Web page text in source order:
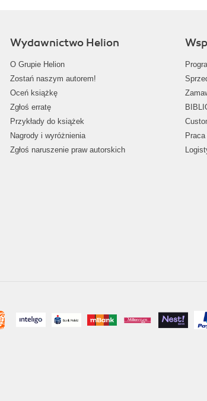
Wydawnictwo Helion
O Grupie Helion
Zostań naszym autorem!
Oceń książkę
Zgłoś erratę
Przykłady do książek
Nagrody i wyróżnienia
Zgłoś naruszenie praw autorskich